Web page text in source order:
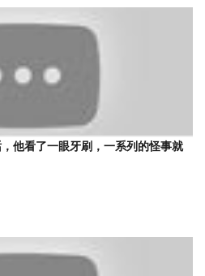
他看了一眼牙刷，一系列的怪事就